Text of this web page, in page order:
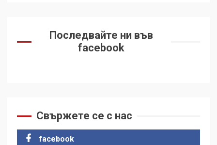
Последвайте ни във
facebook
Свържете се с нас
facebook